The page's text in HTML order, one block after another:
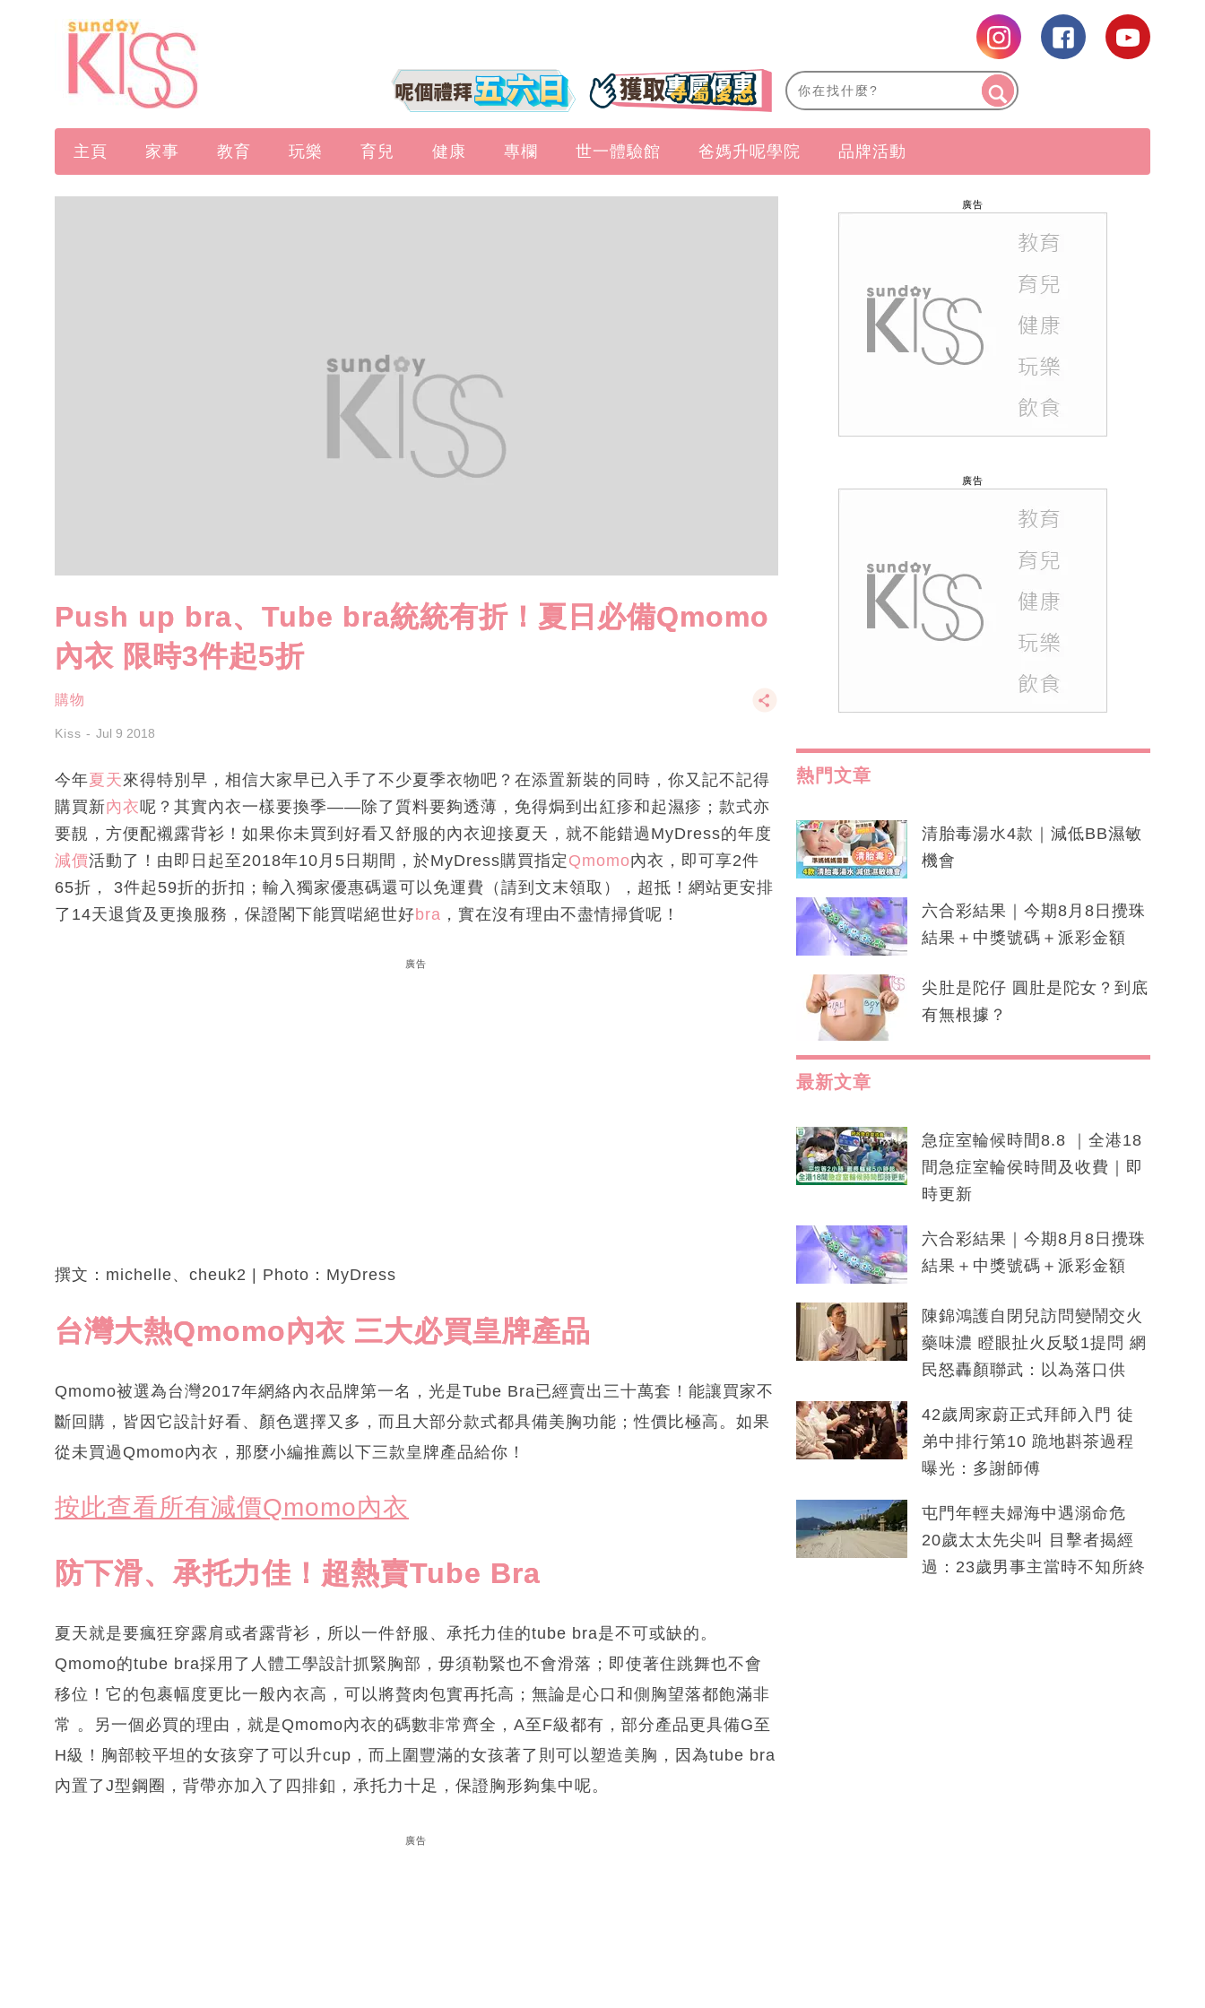
主頁 家事 教育 玩樂 育兒 健康 專欄 世一體驗館 爸媽升呢學院 品牌活動
Push up bra、Tube bra統統有折！夏日必備Qmomo
內衣 限時3件起5折
購物
Kiss Jul 9 2018
今年夏天來得特別早，相信大家早已入手了不少夏季衣物吧？在添置新裝的同時，你又記不記得
購買新內衣呢？其實內衣一樣要換季——除了質料要夠透薄，免得焗到出紅疹和起濕疹；款式亦
要靚，方便配襯露背衫！如果你未買到好看又舒服的內衣迎接夏天，就不能錯過MyDress的年度
減價活動了！由即日起至2018年10月5日期間，於MyDress購買指定 Qmomo內衣，即可享2件
65折， 3件起59折的折扣；輸入獨家優惠碼還可以免運費（請到文末領取），超抵！網站更安排
了14天退貨及更換服務，保證閣下能買啱絕世好bra ，實在沒有理由不盡情掃貨呢！
廣告
撰文：michelle、cheuk2 | Photo：MyDress
台灣大熱Qmomo內衣 三大必買皇牌產品
Qmomo被選為台灣2017年網絡內衣品牌第一名，光是Tube Bra已經賣出三十萬套！能讓買家不
斷回購，皆因它設計好看、顏色選擇又多，而且大部分款式都具備美胸功能；性價比極高。如果
從未買過Qmomo內衣，那麼小編推薦以下三款皇牌產品給你！
按此查看所有減價Qmomo內衣
防下滑、承托力佳！超熱賣Tube Bra
夏天就是要瘋狂穿露肩或者露背衫，所以一件舒服、承托力佳的tube bra是不可或缺的。
Qmomo的tube bra採用了人體工學設計抓緊胸部，毋須勒緊也不會滑落；即使著住跳舞也不會
移位！它的包裹幅度更比一般內衣高，可以將贅肉包實再托高；無論是心口和側胸望落都飽滿非
常 。另一個必買的理由，就是Qmomo內衣的碼數非常齊全，A至F級都有，部分產品更具備G至
H級！胸部較平坦的女孩穿了可以升cup，而上圍豐滿的女孩著了則可以塑造美胸，因為tube bra
內置了J型鋼圈，背帶亦加入了四排釦，承托力十足，保證胸形夠集中呢。
廣告
廣告
廣告
熱門文章
清胎毒湯水4款｜減低BB濕敏
機會
六合彩結果｜今期8月8日攪珠
結果＋中獎號碼＋派彩金額
尖肚是陀仔 圓肚是陀女？到底
有無根據？
最新文章
急症室輪候時間8.8 ｜全港18
間急症室輪侯時間及收費｜即
時更新
六合彩結果｜今期8月8日攪珠
結果＋中獎號碼＋派彩金額
陳錦鴻護自閉兒訪問變鬧交火
藥味濃 瞪眼扯火反駁1提問 網
民怒轟顏聯武：以為落口供
42歲周家蔚正式拜師入門 徒
弟中排行第10 跪地斟茶過程
曝光：多謝師傅
屯門年輕夫婦海中遇溺命危
20歲太太先尖叫 目擊者揭經
過：23歲男事主當時不知所終